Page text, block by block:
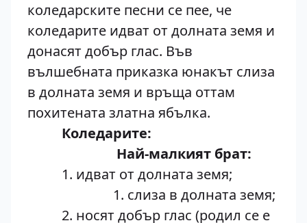
коледарските песни се пее, че
коледарите идват от долната земя и
донасят добър глас. Във
вълшебната приказка юнакът слиза
в долната земя и връща оттам
похитената златна ябълка.
Коледарите:
Най-малкият брат:
1. идват от долната земя;
1. слиза в долната земя;
2. носят добър глас (родил се е